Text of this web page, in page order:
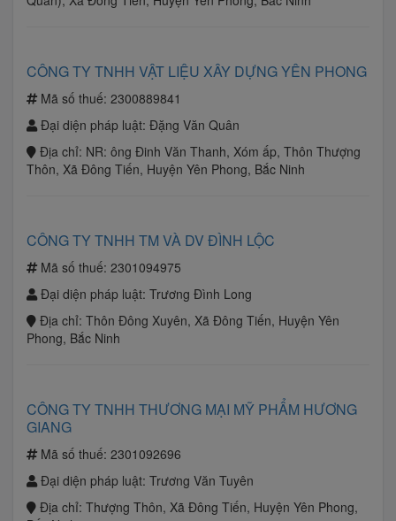
CÔNG TY TNHH VẬT LIỆU XÂY DỰNG YÊN PHONG
Mã số thuế: 2300889841
Đại diện pháp luật: Đặng Văn Quân
Địa chỉ: NR: ông Đinh Văn Thanh, Xóm ấp, Thôn Thượng
Thôn, Xã Đông Tiến, Huyện Yên Phong, Bắc Ninh
CÔNG TY TNHH TM VÀ DV ĐÌNH LỘC
Mã số thuế: 2301094975
Đại diện pháp luật: Trương Đình Long
Địa chỉ: Thôn Đông Xuyên, Xã Đông Tiến, Huyện Yên
Phong, Bắc Ninh
CÔNG TY TNHH THƯƠNG MẠI MỸ PHẨM HƯƠNG
GIANG
Mã số thuế: 2301092696
Đại diện pháp luật: Trương Văn Tuyên
Địa chỉ: Thượng Thôn, Xã Đông Tiến, Huyện Yên Phong,